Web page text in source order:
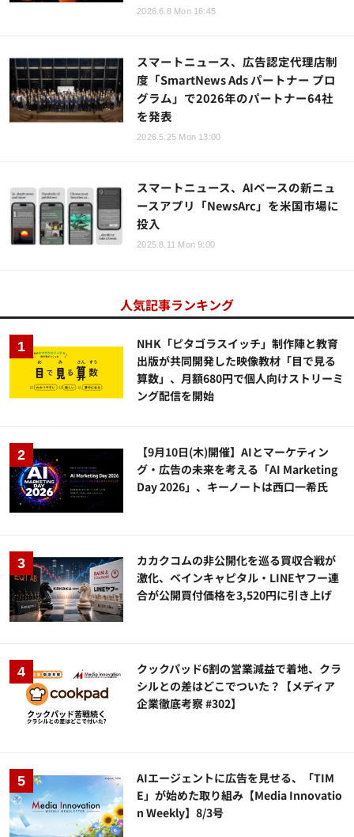
2026.6.8 Mon 16:45
スマートニュース、広告認定代理店制
度「SmartNews Ads パートナー プロ
グラム」で2026年のパートナー64社
を発表
2026.5.25 Mon 13:00
スマートニュース、AIベースの新ニュ
ースアプリ「NewsArc」を米国市場に
投入
2025.8.11 Mon 9:00
人気記事ランキング
NHK「ピタゴラスイッチ」制作陣と教育
出版が共同開発した映像教材「目で見る
算数」、月額680円で個人向けストリーミ
ング配信を開始
【9月10日(木)開催】AIとマーケティン
グ・広告の未来を考える「AI Marketing
Day 2026」、キーノートは西口一希氏
カカクコムの非公開化を巡る買収合戦が
激化、ベインキャピタル・LINEヤフー連
合が公開買付価格を3,520円に引き上げ
クックパッド6割の営業減益で着地、クラ
シルとの差はどこでついた？【メディア
企業徹底考察 #302】
AIエージェントに広告を見せる、「TIM
E」が始めた取り組み【Media Innovatio
n Weekly】8/3号